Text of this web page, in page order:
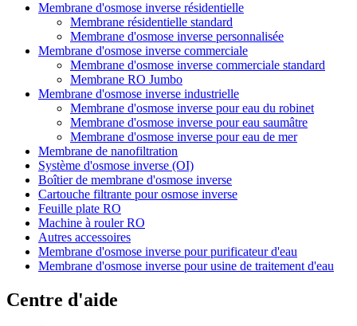
Membrane d'osmose inverse résidentielle
Membrane résidentielle standard
Membrane d'osmose inverse personnalisée
Membrane d'osmose inverse commerciale
Membrane d'osmose inverse commerciale standard
Membrane RO Jumbo
Membrane d'osmose inverse industrielle
Membrane d'osmose inverse pour eau du robinet
Membrane d'osmose inverse pour eau saumâtre
Membrane d'osmose inverse pour eau de mer
Membrane de nanofiltration
Système d'osmose inverse (OI)
Boîtier de membrane d'osmose inverse
Cartouche filtrante pour osmose inverse
Feuille plate RO
Machine à rouler RO
Autres accessoires
Membrane d'osmose inverse pour purificateur d'eau
Membrane d'osmose inverse pour usine de traitement d'eau
Centre d'aide